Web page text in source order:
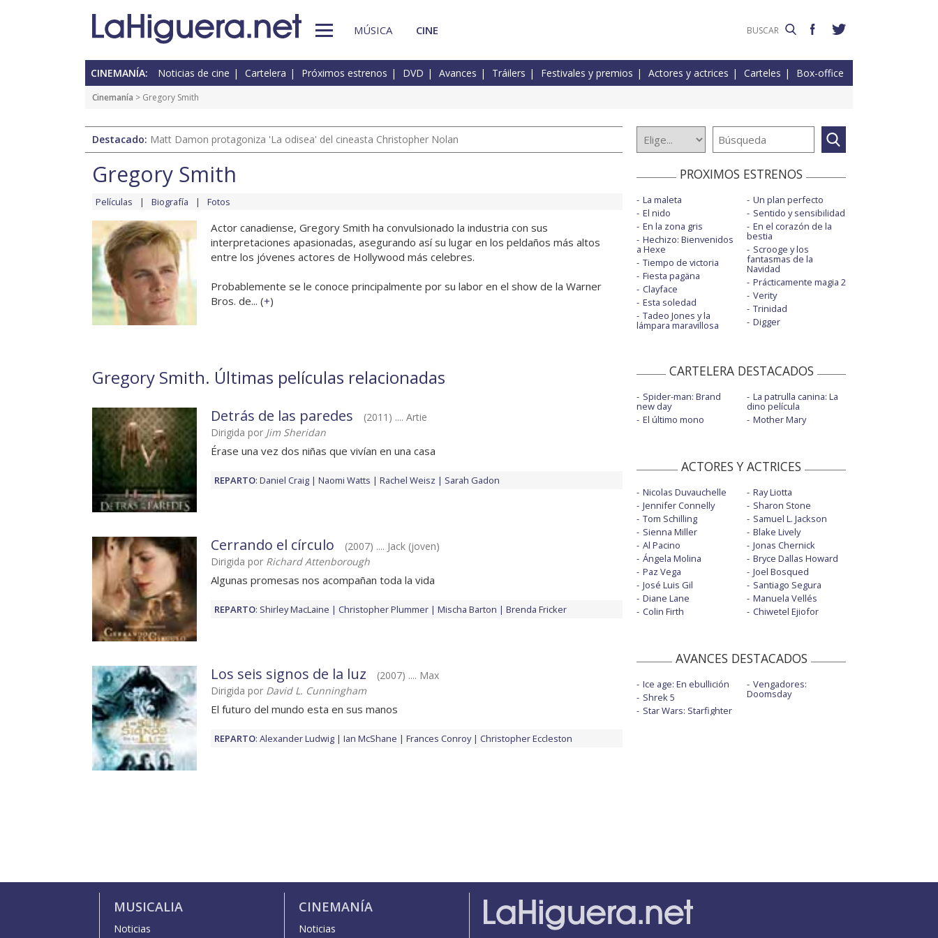
MÚSICA CINE
CINEMANÍA: Noticias de cine Cartelera Próximos estrenos DVD Avances Tráilers Festivales y premios Actores y actrices Carteles Box-office
Cinemanía > Gregory Smith
Destacado: Matt Damon protagoniza 'La odisea' del cineasta Christopher Nolan
Gregory Smith
Películas Biografía Fotos
Actor canadiense, Gregory Smith ha convulsionado la industria con sus
interpretaciones apasionadas, asegurando así su lugar en los peldaños más altos
entre los jóvenes actores de Hollywood más celebres.
Probablemente se le conoce principalmente por su labor en el show de la Warner
Bros. de... (+)
Gregory Smith. Últimas películas relacionadas
Detrás de las paredes
(2011) .... Artie
Dirigida por Jim Sheridan
Érase una vez dos niñas que vivían en una casa
REPARTO: Daniel Craig Naomi Watts Rachel Weisz Sarah Gadon
Cerrando el círculo
(2007) .... Jack (joven)
Dirigida por Richard Attenborough
Algunas promesas nos acompañan toda la vida
REPARTO: Shirley MacLaine Christopher Plummer Mischa Barton Brenda Fricker
Los seis signos de la luz
(2007) .... Max
Dirigida por David L. Cunningham
El futuro del mundo esta en sus manos
REPARTO: Alexander Ludwig Ian McShane Frances Conroy Christopher Eccleston
PROXIMOS ESTRENOS
La maleta
El nido
En la zona gris
Hechizo: Bienvenidos
a Hexe
Tiempo de victoria
Fiesta pagäna
Clayface
Esta soledad
Tadeo Jones y la
lámpara maravillosa
Un plan perfecto
Sentido y sensibilidad
En el corazón de la
bestia
Scrooge y los
fantasmas de la
Navidad
Prácticamente magia 2
Verity
Trinidad
Digger
CARTELERA DESTACADOS
Spider-man: Brand
new day
El último mono
La patrulla canina: La
dino película
Mother Mary
ACTORES Y ACTRICES
Nicolas Duvauchelle
Jennifer Connelly
Tom Schilling
Sienna Miller
Al Pacino
Ángela Molina
Paz Vega
José Luis Gil
Diane Lane
Colin Firth
Ray Liotta
Sharon Stone
Samuel L. Jackson
Blake Lively
Jonas Chernick
Bryce Dallas Howard
Joel Bosqued
Santiago Segura
Manuela Vellés
Chiwetel Ejiofor
AVANCES DESTACADOS
Ice age: En ebullición
Shrek 5
Star Wars: Starfighter
Vengadores:
Doomsday
MUSICALIA
Noticias
CINEMANÍA
Noticias